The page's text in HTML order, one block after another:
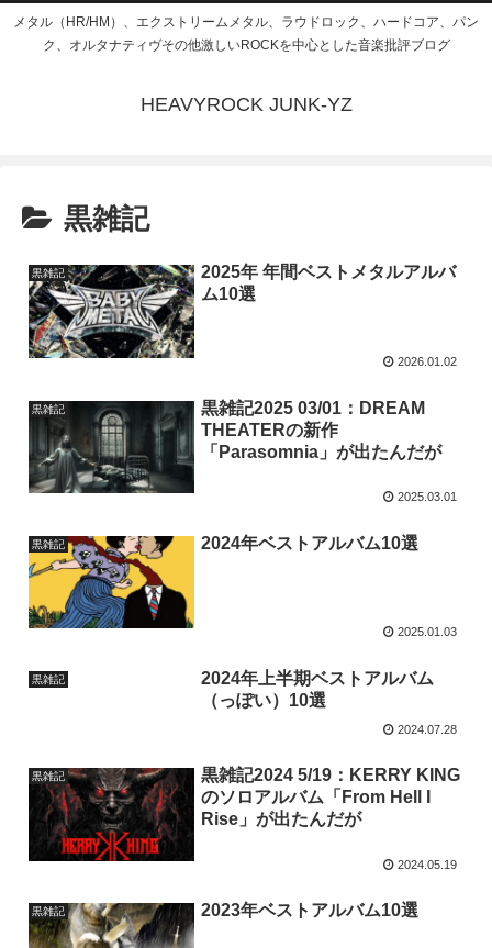
メタル（HR/HM）、エクストリームメタル、ラウドロック、ハードコア、パン
ク、オルタナティヴその他激しいROCKを中心とした音楽批評ブログ
HEAVYROCK JUNK-YZ
黒雑記
黒雑記
2025年 年間ベストメタルアルバ
ム10選
2026.01.02
黒雑記
黒雑記2025 03/01：DREAM
THEATERの新作
「Parasomnia」が出たんだが
2025.03.01
黒雑記 2024年ベストアルバム10選
2025.01.03
黒雑記
2024年上半期ベストアルバム
（っぽい）10選
2024.07.28
黒雑記
黒雑記2024 5/19：KERRY KING
のソロアルバム「From Hell I
Rise」が出たんだが
2024.05.19
黒雑記 2023年ベストアルバム10選